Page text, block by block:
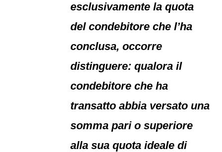
esclusivamente la quota
del condebitore che l’ha
conclusa, occorre
distinguere: qualora il
condebitore che ha
transatto abbia versato una
somma pari o superiore
alla sua quota ideale di